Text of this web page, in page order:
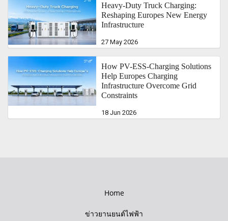
Heavy-Duty Truck Charging:
Reshaping Europes New Energy
Infrastructure
27 May 2026
How PV-ESS-Charging Solutions
Help Europes Charging
Infrastructure Overcome Grid
Constraints
18 Jun 2026
Home
ข่าวยานยนต์ไฟฟ้า